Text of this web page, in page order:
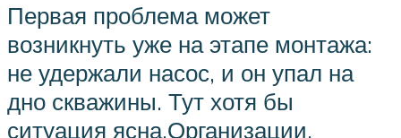
Первая проблема может
возникнуть уже на этапе монтажа:
не удержали насос, и он упал на
дно скважины. Тут хотя бы
ситуация ясна.Организации,